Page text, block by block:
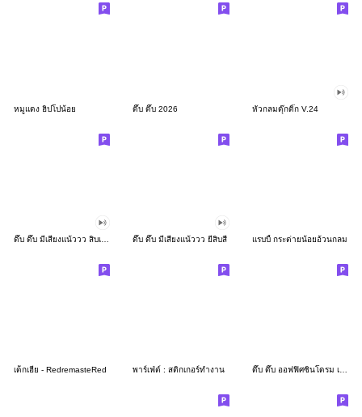
หมูแดง ฮิปโปน้อย ดึ๊บ ดึ๊บ 2026 หัวกลมดุ๊กดิ๊ก V.24
ดึ๊บ ดึ๊บ มีเสียงแน้ววว ยี่สิบสี่ แรบบี้ กระต่ายน้อยอ้วนกลม
เด็กเฮีย - RedremasteRed พาร์เฟ่ต์ : สติกเกอร์ทำงาน ดึ๊บ ดึ๊บ ออฟฟิศซินโดรม เจ็ด